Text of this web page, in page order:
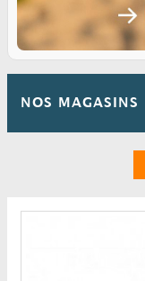
NOS MAGASINS